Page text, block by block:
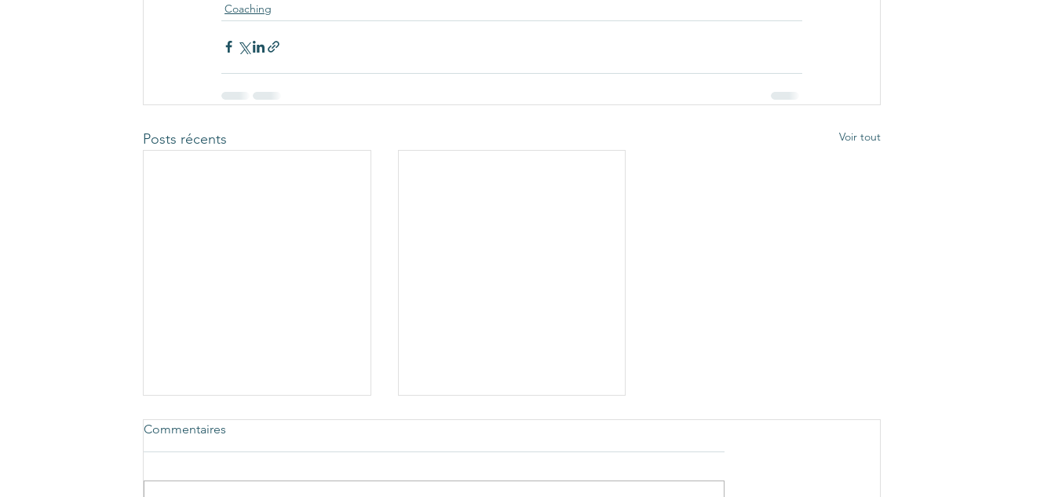
Coaching
Posts récents Voir tout
Commentaires